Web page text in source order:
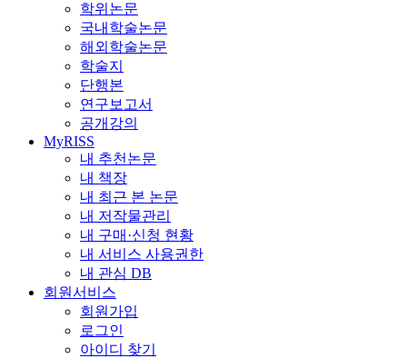
학위논문
국내학술논문
해외학술논문
학술지
단행본
연구보고서
공개강의
MyRISS
내 추천논문
내 책장
내 최근 본 논문
내 저작물관리
내 구매·신청 현황
내 서비스 사용권한
내 관심 DB
회원서비스
회원가입
로그인
아이디 찾기